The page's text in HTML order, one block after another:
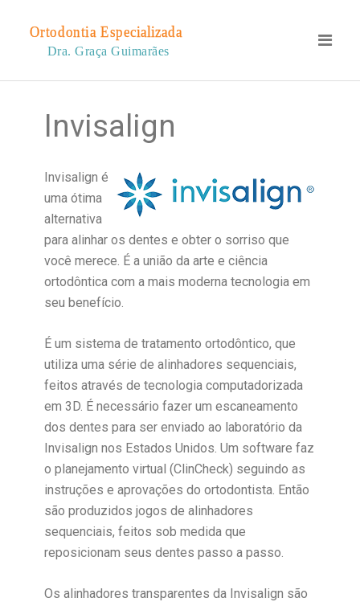
Invisalign
Invisalign é
uma ótima
alternativa
para alinhar os dentes e obter o sorriso que
você merece. É a união da arte e ciência
ortodôntica com a mais moderna tecnologia em
seu benefício.
É um sistema de tratamento ortodôntico, que
utiliza uma série de alinhadores sequenciais,
feitos através de tecnologia computadorizada
em 3D. É necessário fazer um escaneamento
dos dentes para ser enviado ao laboratório da
Invisalign nos Estados Unidos. Um software faz
o planejamento virtual (ClinCheck) seguindo as
instruções e aprovações do ortodontista. Então
são produzidos jogos de alinhadores
sequenciais, feitos sob medida que
reposicionam seus dentes passo a passo.
Os alinhadores transparentes da Invisalign são